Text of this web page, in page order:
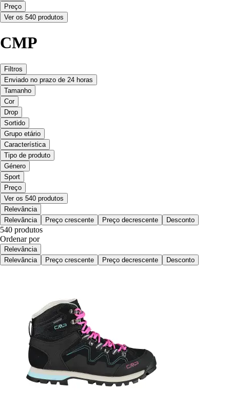
Preço
Ver os 540 produtos
CMP
Filtros
Enviado no prazo de 24 horas
Tamanho
Cor
Drop
Sortido
Grupo etário
Característica
Tipo de produto
Género
Sport
Preço
Ver os 540 produtos
Relevância
Relevância
Preço crescente Preço decrescente Desconto
540 produtos
Ordenar por
Relevância
Relevância
Preço crescente Preço decrescente Desconto